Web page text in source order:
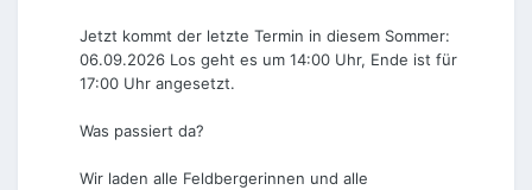
Jetzt kommt der letzte Termin in diesem Sommer:
06.09.2026 Los geht es um 14:00 Uhr, Ende ist für
17:00 Uhr angesetzt.
Was passiert da?
Wir laden alle Feldbergerinnen und alle